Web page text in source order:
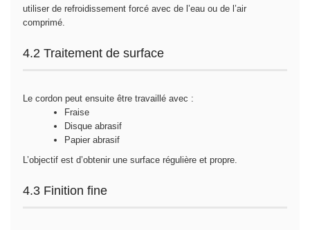
utiliser de refroidissement forcé avec de l’eau ou de l’air
comprimé.
4.2 Traitement de surface
Le cordon peut ensuite être travaillé avec :
Fraise
Disque abrasif
Papier abrasif
L’objectif est d’obtenir une surface régulière et propre.
4.3 Finition fine